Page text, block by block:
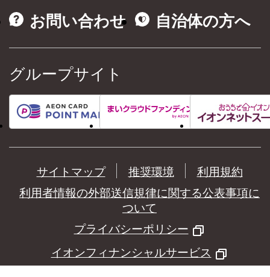
お問い合わせ
自治体の方へ
グループサイト
サイトマップ 推奨環境
利用規約
利用者情報の外部送信規律に関する公表事項に
ついて
プライバシーポリシー
イオンフィナンシャルサービス